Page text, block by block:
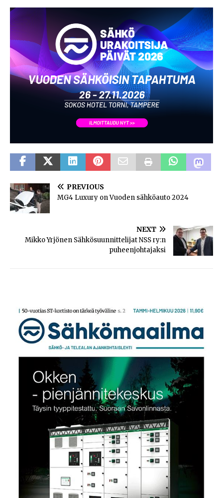
PREVIOUS
MG4 Luxury on Vuoden sähköauto 2024
NEXT
Mikko Yrjönen Sähkösuunnittelijat NSS ry:n
puheenjohtajaksi